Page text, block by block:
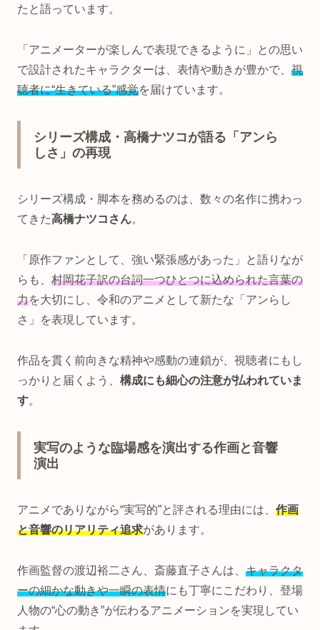
たと語っています。
「アニメーターが楽しんで表現できるように」との思い
で設計されたキャラクターは、表情や動きが豊かで、 視
聴者に“生きている”感覚を届けています。
シリーズ構成・高橋ナツコが語る「アンら
しさ」の再現
シリーズ構成・脚本を務めるのは、数々の名作に携わっ
てきた高橋ナツコさん。
「原作ファンとして、強い緊張感があった」と語りなが
らも、 村岡花子訳の台詞一つひとつに込められた言葉の
力を大切にし、令和のアニメとして新たな「アンらし
さ」を表現しています。
作品を貫く前向きな精神や感動の連鎖が、視聴者にもし
っかりと届くよう、 構成にも細心の注意が払われていま
す。
実写のような臨場感を演出する作画と音響
演出
アニメでありながら“実写的”と評される理由には、 作画
と音響のリアリティ追求があります。
作画監督の渡辺裕二さん、斎藤直子さんは、 キャラクタ
ーの細かな動きや一瞬の表情にも丁寧にこだわり、登場
人物の“心の動き”が伝わるアニメーションを実現してい